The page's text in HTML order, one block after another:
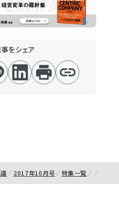
をシェア
2017年10月号 特集一覧